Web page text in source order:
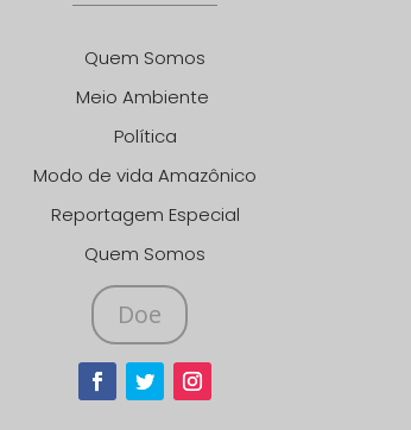
Quem Somos
Meio Ambiente
Política
Modo de vida Amazônico
Reportagem Especial
Quem Somos
Doe